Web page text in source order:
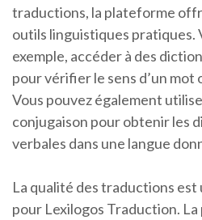
traductions, la plateforme
outils linguistiques pratiques.
exemple, accéder à des
pour vérifier le sens d’un mot
Vous pouvez également
conjugaison pour obtenir les
verbales dans une langue
La qualité des traductions
pour Lexilogos Traduction.